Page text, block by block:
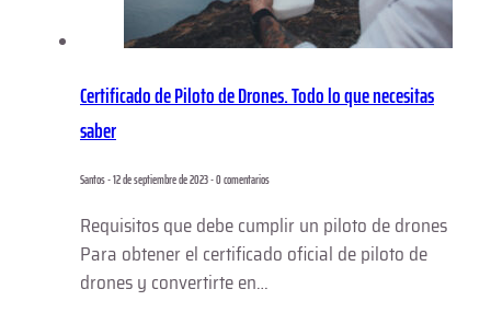
Certificado de Piloto de Drones. Todo lo que necesitas
saber
Santos - 12 de septiembre de 2023 - 0 comentarios
Requisitos que debe cumplir un piloto de drones
Para obtener el certificado oficial de piloto de
drones y convertirte en…